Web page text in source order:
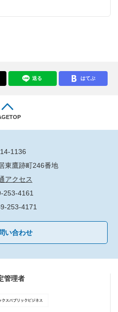
送る はてぶ
1136
東鷹跡町246番地
アクセス
253-4161
253-4171
い合わせ
管理者